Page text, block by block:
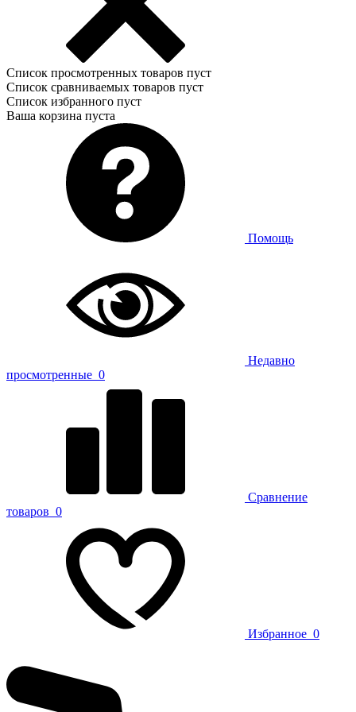
Список просмотренных товаров пуст
Список сравниваемых товаров пуст
Список избранного пуст
Ваша корзина пуста
Помощь
Недавно
просмотренные 0
Сравнение
товаров 0
Избранное 0